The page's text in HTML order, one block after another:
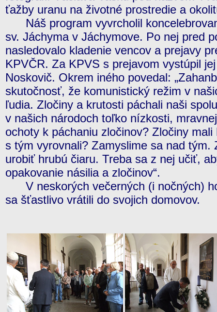
ťažby uranu na životné prostredie a
Náš program vyvrcholil
sv. Jáchyma v Jáchymove. Po nej pred
nasledovalo kladenie vencov a prejavy
KPVČR. Za KPVS s prejavom vystúpil
Noskovič. Okrem iného povedal:
skutočnosť, že komunistický režim v
ľudia. Zločiny a krutosti páchali naši
v našich národoch toľko nízkosti,
ochoty k páchaniu zločinov? Zločiny
s tým vyrovnali? Zamyslime sa nad tým.
urobiť hrubú čiaru. Treba sa z nej učiť,
opakovanie násilia a zločinov“.
V neskorých večerných (i nočných)
sa šťastlivo vrátili do svojich domovov.